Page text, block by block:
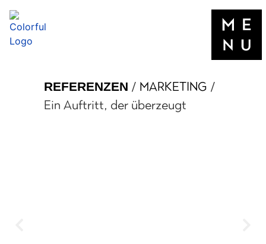
REFERENZEN / MARKETING /
Ein Auftritt, der überzeugt